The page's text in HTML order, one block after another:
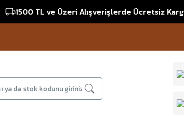
1500 TL ve Üzeri Alışverişlerde Ücretsiz